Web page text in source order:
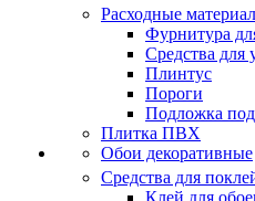
Расходные
Фурнитура
Средства для
Плинтус
Пороги
Подложка
Плитка ПВХ
Обои декоративные
Средства для
Клей для